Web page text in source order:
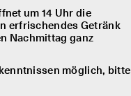
um 14 Uhr die
erfrischendes Getränk
Nachmittag ganz
möglich, bitte